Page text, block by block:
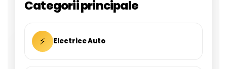
Categorii principale
⚡ Electrice Auto